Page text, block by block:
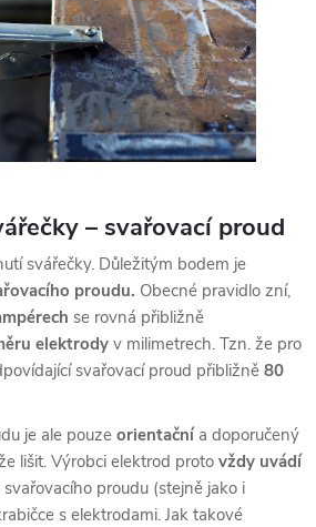
– svařovací proud
svářečky. Důležitým bodem je
proudu. Obecné pravidlo zní,
se rovná přibližně
elektrody v milimetrech. Tzn. že pro
svařovací proud přibližně 80
je ale pouze orientačnía doporučený
lišit. Výrobci elektrod proto vždy uvádí
svařovacího proudu (stejně jako i
s elektrodami. Jak takové